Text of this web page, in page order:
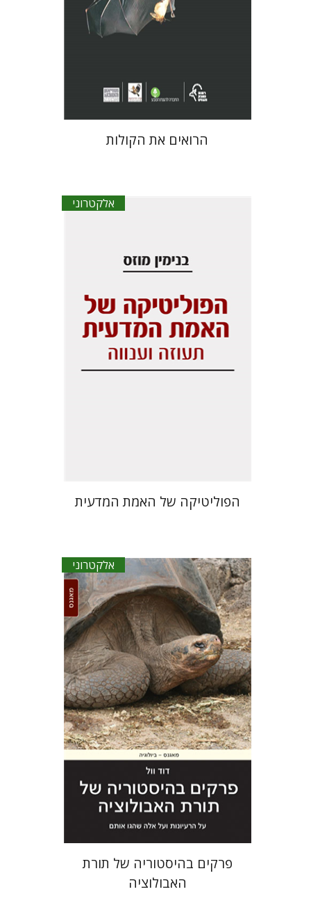
הרואים את הקולות
אלקטרוני
בנימין מוזס
הפוליטיקה של האמת המדעית
אלקטרוני
דוד וול
הנחת אתר ספר אלקטרוני
$27
פרקים בהיסטוריה של תורת
האבולוציה